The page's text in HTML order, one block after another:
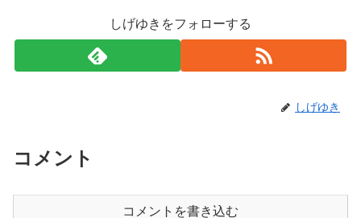
しげゆきをフォローする
しげゆき
コメント
コメントを書き込む